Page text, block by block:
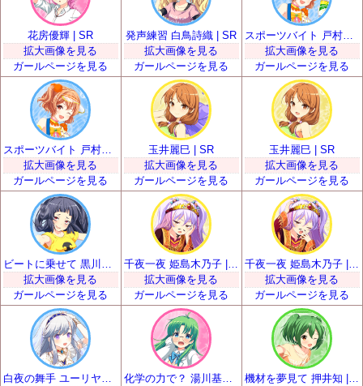
花房優輝 | SR
拡大画像を見る
ガールページを見る
発声練習 白鳥詩織 | SR
拡大画像を見る
ガールページを見る
スポーツバイト 戸村美知留 | SR
拡大画像を見る
ガールページを見る
拡大画像を見る
ガールページを見る
玉井麗巳 | SR
拡大画像を見る
ガールページを見る
玉井麗巳 | SR
拡大画像を見る
ガールページを見る
拡大画像を見る
ガールページを見る
千夜一夜 姫島木乃子 | SR
拡大画像を見る
ガールページを見る
千夜一夜 姫島木乃子 | SR
拡大画像を見る
ガールページを見る
化学の力で？ 湯川基世 | SR
機材を夢見て 押井知 | SR